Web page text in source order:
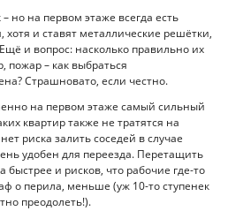
но на первом этаже всегда есть
хотя и ставят металлические решётки,
и вопрос: насколько правильно их
пожар – как выбраться
Страшновато, если честно.
на первом этаже самый сильный
квартир также не тратятся на
риска залить соседей в случае
удобен для переезда. Перетащить
и рисков, что рабочие где-то
о перила, меньше (уж 10-то ступенек
преодолеть!).